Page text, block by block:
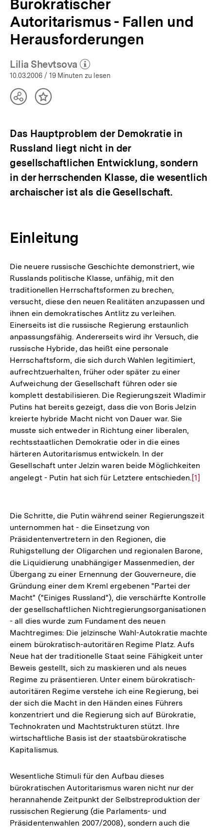
Bürokratischer
Autoritarismus - Fallen und
Herausforderungen
Lilia Shevtsova
(Mehr zum Autor)
öffnen
10.03.2006 / 19 Minuten zu lesen
TeilenInhalt
Das Hauptproblem der Demokratie in
Russland liegt nicht in der
gesellschaftlichen Entwicklung, sondern
in der herrschenden Klasse, die wesentlich
archaischer ist als die Gesellschaft.
Einleitung
Die neuere russische Geschichte demonstriert, wie
Russlands politische Klasse, unfähig, mit den
traditionellen Herrschaftsformen zu brechen,
versucht, diese den neuen Realitäten anzupassen und
ihnen ein demokratisches Antlitz zu verleihen.
Einerseits ist die russische Regierung erstaunlich
anpassungsfähig. Andererseits wird ihr Versuch, die
russische Hybride, das heißt eine personale
Herrschaftsform, die sich durch Wahlen legitimiert,
aufrechtzuerhalten, früher oder später zu einer
Aufweichung der Gesellschaft führen oder sie
komplett destabilisieren. Die Regierungszeit Wladimir
Putins hat bereits gezeigt, dass die von Boris Jelzin
kreierte hybride Macht nicht von Dauer war. Sie
musste sich entweder in Richtung einer liberalen,
rechtsstaatlichen Demokratie oder in die eines
härteren Autoritarismus entwickeln. In der
Gesellschaft unter Jelzin waren beide Möglichkeiten
angelegt - Putin hat sich für Letztere entschieden. Zur
[1]
Die Schritte, die Putin während seiner Regierungszeit
unternommen hat - die Einsetzung von
Präsidentenvertretern in den Regionen, die
Ruhigstellung der Oligarchen und regionalen Barone,
die Liquidierung unabhängiger Massenmedien, der
Übergang zu einer Ernennung der Gouverneure, die
Gründung einer dem Kreml ergebenen "Partei der
Macht" ("Einiges Russland"), die verschärfte Kontrolle
der gesellschaftlichen Nichtregierungsorganisationen
- all dies wurde zum Fundament des neuen
Machtregimes: Die jelzinsche Wahl-Autokratie machte
einem bürokratisch-autoritären Regime Platz. Aufs
Neue hat der traditionelle Staat seine Fähigkeit unter
Beweis gestellt, sich zu maskieren und als neues
Regime zu präsentieren. Unter einem bürokratisch-
autoritären Regime verstehe ich eine Regierung, bei
der sich die Macht in den Händen eines Führers
konzentriert und die Regierung sich auf Bürokratie,
Technokraten und Machtstrukturen stützt. Ihre
wirtschaftliche Basis ist der staatsbürokratische
Kapitalismus.
Wesentliche Stimuli für den Aufbau dieses
bürokratischen Autoritarismus waren nicht nur der
herannahende Zeitpunkt der Selbstreproduktion der
russischen Regierung (die Parlaments- und
Präsidentenwahlen 2007/2008), sondern auch die